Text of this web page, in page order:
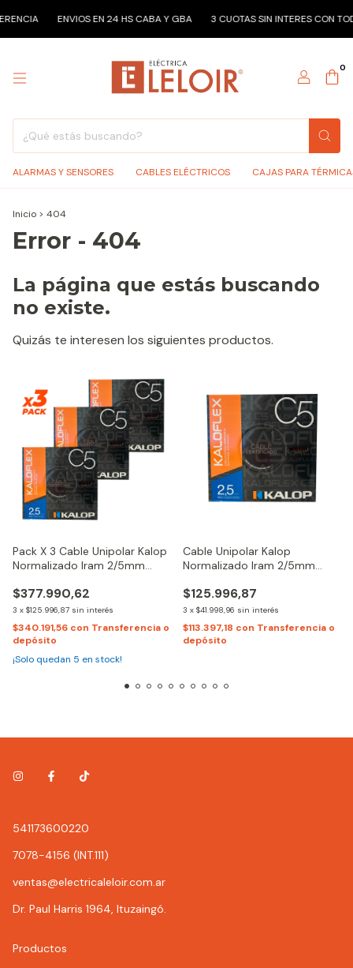
ENVIOS EN 24 HS CABA Y GBA 3 CUOTAS SIN INTERES CON
0
ALARMAS Y SENSORES CABLES ELÉCTRICOS CAJAS PARA
Inicio > 404
Error - 404
La página que estás buscando
no existe.
Quizás te interesen los siguientes productos.
Pack X 3 Cable Unipolar Kalop
Normalizado Iram 2/5mm
$377.990,62
3 x $125.996,87 sin interés
$340.191,56 con Transferencia o
depósito
¡Solo quedan 5 en stock!
Cable Unipolar Kalop
Normalizado Iram 2/5mm
$125.996,87
3 x $41.998,96 sin interés
$113.397,18 con Transferencia o
depósito
541173600220
7078-4156 (INT.111)
ventas@electricaleloir.com.ar
Dr. Paul Harris 1964, Ituzaingó.
Productos